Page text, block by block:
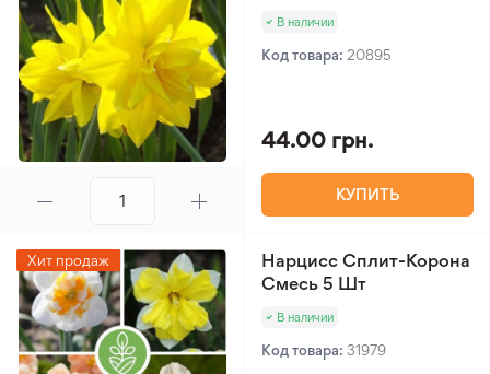
В наличии
Код товара: 20895
44.00 грн.
КУПИТЬ
Хит продаж
Нарцисс Сплит-Корона
Смесь 5 Шт
В наличии
Код товара: 31979